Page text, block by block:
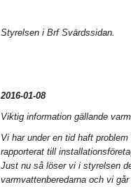
Styrelsen i Brf Svärdssidan.
2016-01-08
Viktig information gällande
Vi har under en tid haft
rapporterat till
Just nu så löser vi i styrelsen
varmvattenberedarna och vi